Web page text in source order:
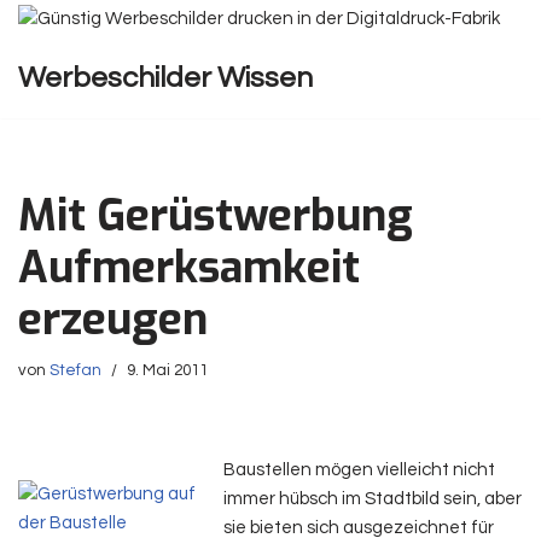
Zum
Werbeschilder Wissen
Mit Gerüstwerbung
Aufmerksamkeit
erzeugen
von Stefan 9. Mai 2011
Baustellen mögen vielleicht nicht
immer hübsch im Stadtbild sein, aber
sie bieten sich ausgezeichnet für